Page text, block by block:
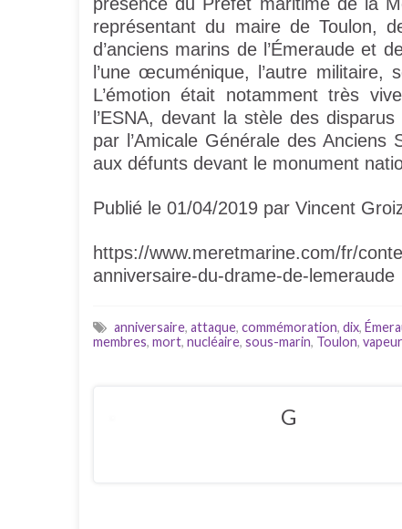
représentant du maire de Toulon,
d’anciens marins de l’Émeraude et
l’une œcuménique, l’autre militaire,
L’émotion était notamment très
l’ESNA, devant la stèle des
par l’Amicale Générale des
aux défunts devant le monument
Publié le 01/04/2019 par Vincent
https://www.meretmarine.com/fr/
anniversaire-du-drame-de-lemeraude
anniversaire, attaque, commémoration, dix,
membres, mort, nucléaire, sous-marin, Toulon, vapeur
G